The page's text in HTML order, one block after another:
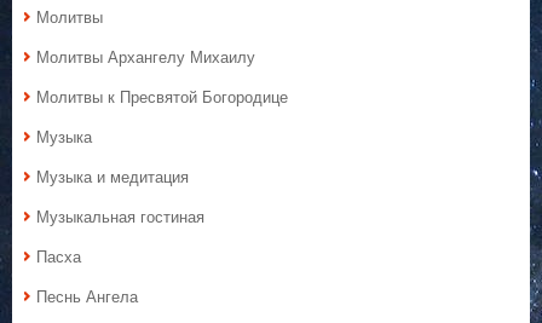
Молитвы
Молитвы Архангелу Михаилу
Молитвы к Пресвятой Богородице
Музыка
Музыка и медитация
Музыкальная гостиная
Пасха
Песнь Ангела